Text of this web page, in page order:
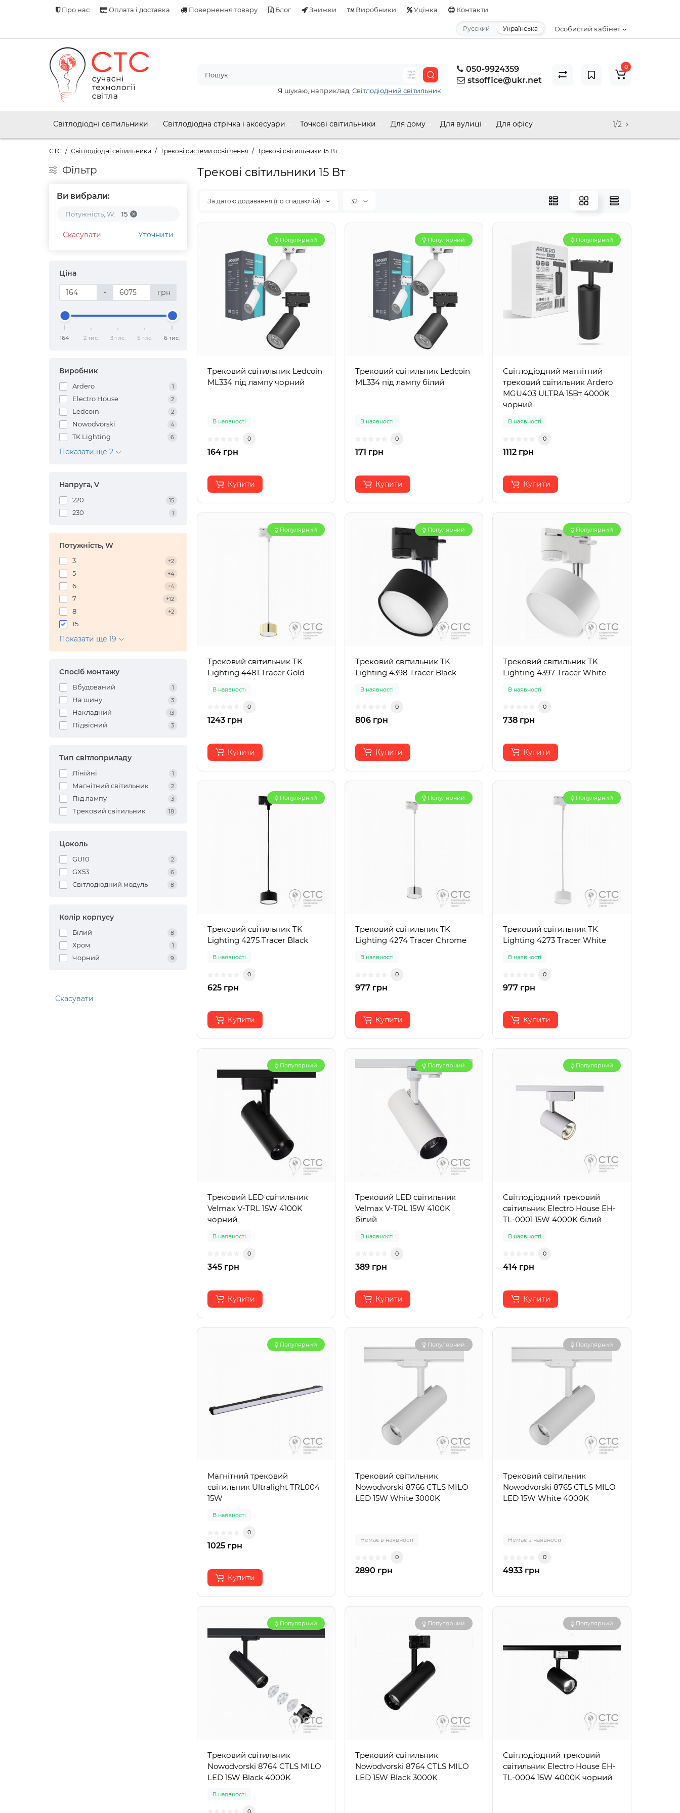
Про нас Оплата і доставка Повернення товару Блог Знижки Виробники Уцінка Контакти
Особистий кабінет
Русский Українська
050-9924359
stsoffice@ukr.net
Я шукаю, наприклад, Світлодіодний світильник
0
Світлодіодні світильники Світлодіодна стрічка і аксесуари Точкові світильники Для дому Для вулиці Для офісу 1/2
СТС Світлодіодні світильники Трекові системи освітлення Трекові світильники 15 Вт
Фільтр
Ви вибрали:
Потужність, W: 15
Скасувати Уточнити
Ціна
- грн
164 2 тис. 3 тис. 5 тис. 6 тис.
Виробник
Ardero 1
Electro House 2
Ledcoin 2
Nowodvorski 4
TK Lighting 6
Показати ще 2
Напруга, V
220 15
230 1
Потужність, W
3 +2
5 +4
6 +4
7 +12
8 +2
15
Показати ще 19
Спосіб монтажу
Вбудований 1
На шину 3
Накладний 13
Підвісний 3
Тип світлоприладу
Лінійні 1
Магнітний світильник 2
Під лампу 3
Трековий світильник 18
Цоколь
GU10 2
GX53 6
Світлодіодний модуль 8
Колір корпусу
Білий 8
Хром 1
Чорний 9
Скасувати
Трекові світильники 15 Вт
За датою додавання (по спадаючій) 32
Популярний
Трековий світильник Ledcoin
ML334 під лампу чорний
В наявності
0
164 грн
Купити
Популярний
Трековий світильник Ledcoin
ML334 під лампу білий
В наявності
0
171 грн
Купити
Популярний
Світлодіодний магнітний
трековий світильник Ardero
MGU403 ULTRA 15Вт 4000K
чорний
В наявності
0
1112 грн
Купити
Популярний
Трековий світильник TK
Lighting 4481 Tracer Gold
В наявності
0
1243 грн
Купити
Популярний
Трековий світильник TK
Lighting 4398 Tracer Black
В наявності
0
806 грн
Купити
Популярний
Трековий світильник TK
Lighting 4397 Tracer White
В наявності
0
738 грн
Купити
Популярний
Трековий світильник TK
Lighting 4275 Tracer Black
В наявності
0
625 грн
Купити
Популярний
Трековий світильник TK
Lighting 4274 Tracer Chrome
В наявності
0
977 грн
Купити
Популярний
Трековий світильник TK
Lighting 4273 Tracer White
В наявності
0
977 грн
Купити
Популярний
Трековий LED світильник
Velmax V-TRL 15W 4100K
чорний
В наявності
0
345 грн
Купити
Популярний
Трековий LED світильник
Velmax V-TRL 15W 4100K
білий
В наявності
0
389 грн
Купити
Популярний
Світлодіодний трековий
світильник Electro House EH-
TL-0001 15W 4000K білий
В наявності
0
414 грн
Купити
Популярний
Магнітний трековий
світильник Ultralight TRL004
15W
В наявності
0
1025 грн
Купити
Популярний
Трековий світильник
Nowodvorski 8766 CTLS MILO
LED 15W White 3000K
Немає в наявності
0
2890 грн
Популярний
Трековий світильник
Nowodvorski 8765 CTLS MILO
LED 15W White 4000K
Немає в наявності
0
4933 грн
Популярний
Трековий світильник
Nowodvorski 8764 CTLS MILO
LED 15W Black 4000K
В наявності
0
Популярний
Трековий світильник
Nowodvorski 8764 CTLS MILO
LED 15W Black 3000K
Популярний
Світлодіодний трековий
світильник Electro House EH-
TL-0004 15W 4000K чорний